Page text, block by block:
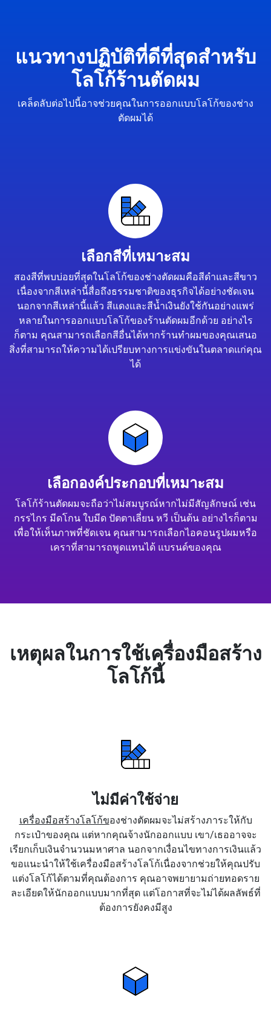
แนวทางปฏิบัติที่ดีที่สุดสำหรับ
โลโก้ร้านตัดผม
เคล็ดลับต่อไปนี้อาจช่วยคุณในการออกแบบโลโก้ของช่าง
ตัดผมได้
เลือกสีที่เหมาะสม
สองสีที่พบบ่อยที่สุดในโลโก้ของช่างตัดผมคือสีดำและสีขาว
เนื่องจากสีเหล่านี้สื่อถึงธรรมชาติของธุรกิจได้อย่างชัดเจน
นอกจากสีเหล่านี้แล้ว สีแดงและสีน้ำเงินยังใช้กันอย่างแพร่
หลายในการออกแบบโลโก้ของร้านตัดผมอีกด้วย อย่างไร
ก็ตาม คุณสามารถเลือกสีอื่นได้หากร้านทำผมของคุณเสนอ
สิ่งที่สามารถให้ความได้เปรียบทางการแข่งขันในตลาดแก่คุณ
ได้
เลือกองค์ประกอบที่เหมาะสม
โลโก้ร้านตัดผมจะถือว่าไม่สมบูรณ์หากไม่มีสัญลักษณ์ เช่น
กรรไกร มีดโกน ใบมีด ปัตตาเลี่ยน หวี เป็นต้น อย่างไรก็ตาม
เพื่อให้เห็นภาพที่ชัดเจน คุณสามารถเลือกไอคอนรูปผมหรือ
เคราที่สามารถพูดแทนได้ แบรนด์ของคุณ
เหตุผลในการใช้เครื่องมือสร้าง
โลโก้นี้
ไม่มีค่าใช้จ่าย
เครื่องมือสร้างโลโก้ของช่างตัดผมจะไม่สร้างภาระให้กับ
กระเป๋าของคุณ แต่หากคุณจ้างนักออกแบบ เขา/เธออาจจะ
เรียกเก็บเงินจำนวนมหาศาล นอกจากเงื่อนไขทางการเงินแล้ว
ขอแนะนำให้ใช้เครื่องมือสร้างโลโก้เนื่องจากช่วยให้คุณปรับ
แต่งโลโก้ได้ตามที่คุณต้องการ คุณอาจพยายามถ่ายทอดราย
ละเอียดให้นักออกแบบมากที่สุด แต่โอกาสที่จะไม่ได้ผลลัพธ์ที่
ต้องการยังคงมีสูง